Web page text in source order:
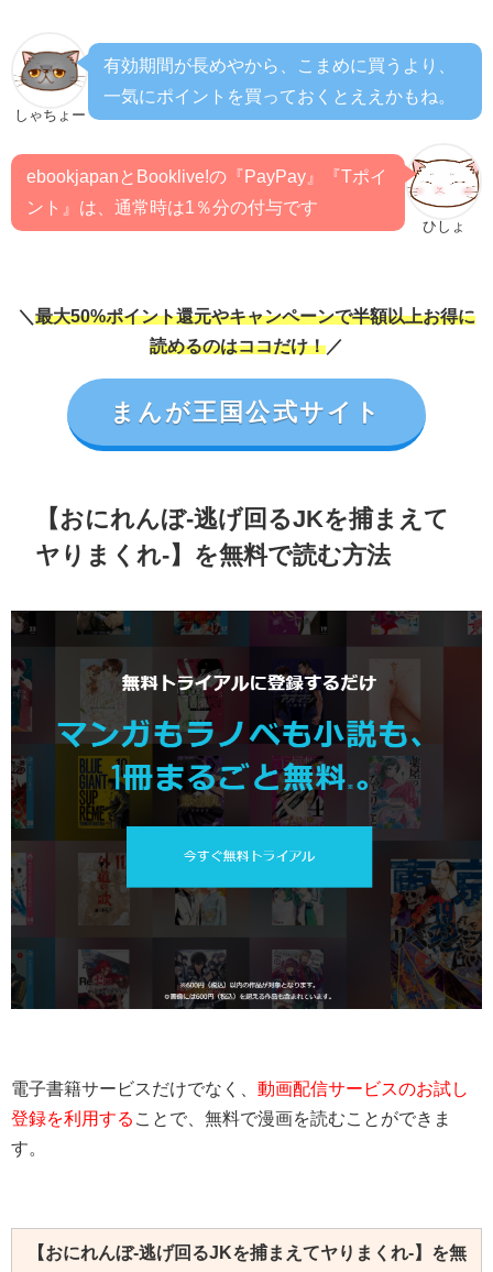
しゃちょー
有効期間が長めやから、こまめに買うより、
一気にポイントを買っておくとええかもね。
ひしょ
ebookjapanとBooklive!の『PayPay』『Tポイ
ント』は、通常時は1％分の付与です
＼ 最大50%ポイント還元やキャンペーンで半額以上お得に
読めるのはココだけ！ ／
まんが王国公式サイト
【おにれんぼ-逃げ回るJKを捕まえて
ヤりまくれ-】を無料で読む方法
電子書籍サービスだけでなく、 動画配信サービスのお試し
登録を利用する ことで、無料で漫画を読むことができま
す。
【おにれんぼ-逃げ回るJKを捕まえてヤりまくれ-】を無